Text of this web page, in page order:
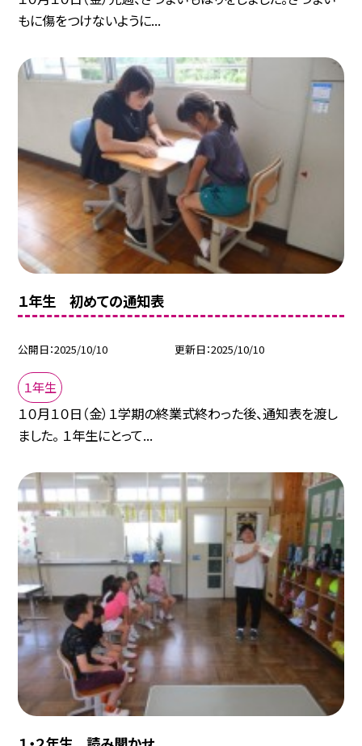
もに傷をつけないように...
１年生 初めての通知表
公開日 2025/10/10 更新日 2025/10/10
１年生
１０月１０日（金）１学期の終業式終わった後、通知表を渡し
ました。 １年生にとって...